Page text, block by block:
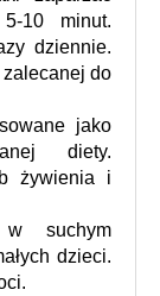
10 minut.
dziennie.
do
jako
diety.
żywienia i
w suchym
dzieci.